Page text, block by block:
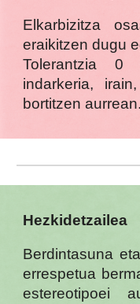
Elkarbizitza
eraikitzen dugu
Tolerantzia 0
indarkeria,
bortitzen aurrean.
Hezkidetzailea
Berdintasuna
errespetua
estereotipoei